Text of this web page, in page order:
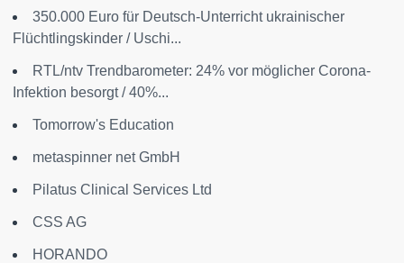
350.000 Euro für Deutsch-Unterricht ukrainischer
Flüchtlingskinder / Uschi...
RTL/ntv Trendbarometer: 24% vor möglicher Corona-
Infektion besorgt / 40%...
Tomorrow's Education
metaspinner net GmbH
Pilatus Clinical Services Ltd
CSS AG
HORANDO